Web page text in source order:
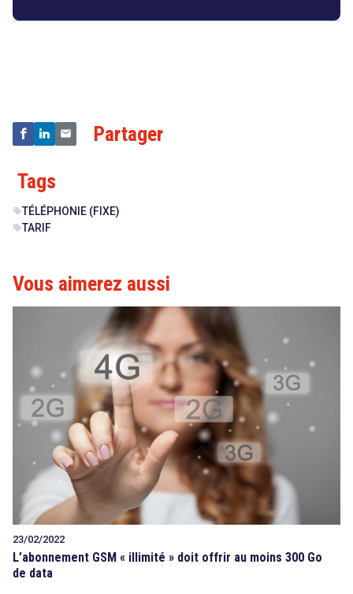
Partager
Tags
sellTÉLÉPHONIE (FIXE)
sellTARIF
Vous aimerez aussi
23/02/2022
L’abonnement GSM « illimité » doit offrir au moins 300 Go
de data
search